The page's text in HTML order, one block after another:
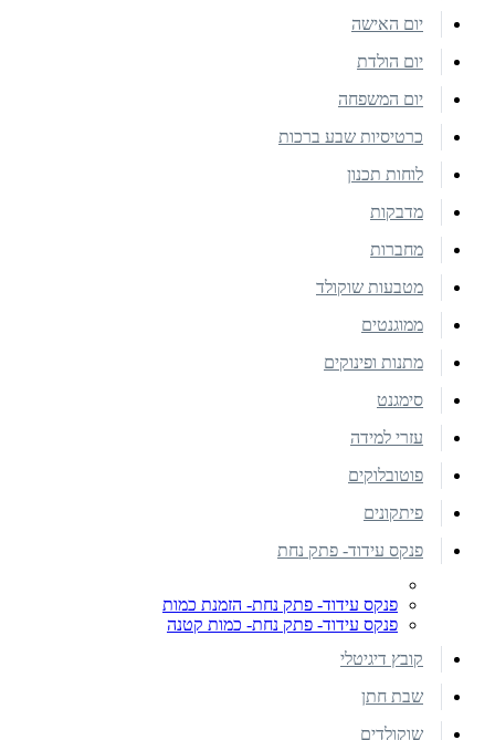
יום האישה
יום הולדת
יום המשפחה
כרטיסיות שבע ברכות
לוחות תכנון
מדבקות
מחברות
מטבעות שוקולד
ממוגנטים
מתנות ופינוקים
סימגנט
עזרי למידה
פוטובלוקים
פיתקונים
פנקס עידוד- פתק נחת
פנקס עידוד- פתק נחת- הזמנת כמות
פנקס עידוד- פתק נחת- כמות קטנה
קובץ דיגיטלי
שבת חתן
שוקולדים